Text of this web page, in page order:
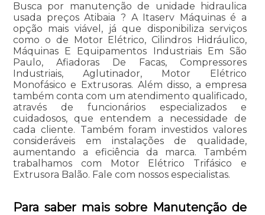
Busca por manutenção de unidade hidraulica
usada preços Atibaia ? A Itaserv Máquinas é a
opção mais viável, já que disponibiliza serviços
como o de Motor Elétrico, Cilindros Hidráulico,
Máquinas E Equipamentos Industriais Em São
Paulo, Afiadoras De Facas, Compressores
Industriais, Aglutinador, Motor Elétrico
Monofásico e Extrusoras. Além disso, a empresa
também conta com um atendimento qualificado,
através de funcionários especializados e
cuidadosos, que entendem a necessidade de
cada cliente. Também foram investidos valores
consideráveis em instalações de qualidade,
aumentando a eficiência da marca. Também
trabalhamos com Motor Elétrico Trifásico e
Extrusora Balão. Fale com nossos especialistas.
Para saber mais sobre Manutenção de